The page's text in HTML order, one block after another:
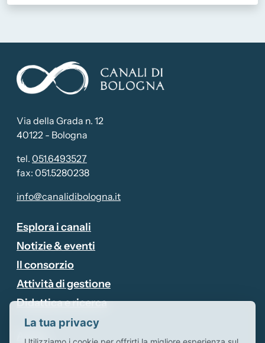
Via della Grada n. 12
40122 - Bologna
tel. 051.6493527
fax: 051.5280238
info@canalidibologna.it
Esplora i canali
Notizie & eventi
Il consorzio
Attività di gestione
Didattica e ricerca
Avvisi
La tua privacy